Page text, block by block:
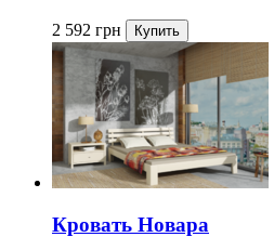
2 592 грн
Кровать Новара